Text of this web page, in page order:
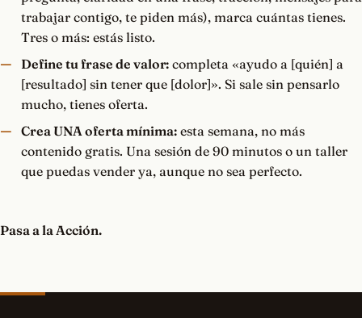
trabajar contigo, te piden más), marca cuántas tienes.
Tres o más: estás listo.
Define tu frase de valor:completa «ayudo a [quién] a
[resultado] sin tener que [dolor]». Si sale sin pensarlo
mucho, tienes oferta.
Crea UNA oferta mínima:esta semana, no más
contenido gratis. Una sesión de 90 minutos o un taller
que puedas vender ya, aunque no sea perfecto.
Pasa a la Acción.